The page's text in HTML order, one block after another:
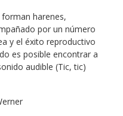
harenes,
por un número
y el éxito reproductivo
es posible encontrar a
audible (Tic, tic)